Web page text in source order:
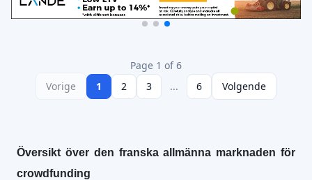
Page 1 of 6
Vorige
1 2 3 ... 6 Volgende
Översikt över den franska allmänna marknaden för
crowdfunding